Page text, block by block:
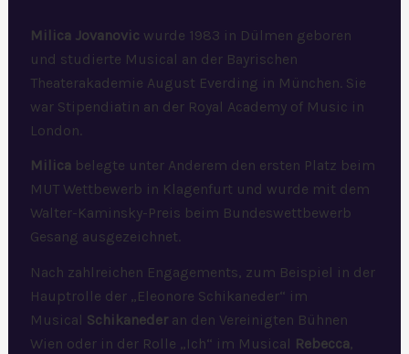
Milica Jovanovic wurde 1983 in Dülmen geboren
und studierte Musical an der Bayrischen
Theaterakademie August Everding in München. Sie
war Stipendiatin an der Royal Academy of Music in
London.
Milica belegte unter Anderem den ersten Platz beim
MUT Wettbewerb in Klagenfurt und wurde mit dem
Walter-Kaminsky-Preis beim Bundeswettbewerb
Gesang ausgezeichnet.
Nach zahlreichen Engagements, zum Beispiel in der
Hauptrolle der „Eleonore Schikaneder“ im
Musical Schikaneder an den Vereinigten Bühnen
Wien oder in der Rolle „Ich“ im Musical Rebecca,